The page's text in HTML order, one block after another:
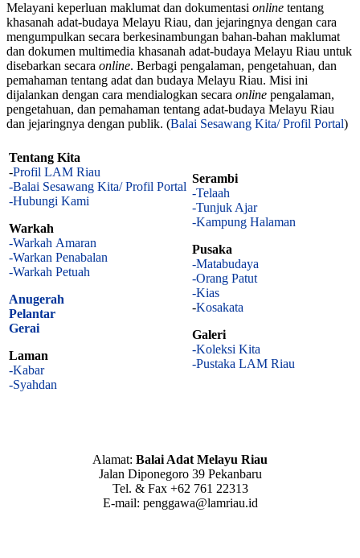
Melayani keperluan maklumat dan dokumentasi online tentang
khasanah adat-budaya Melayu Riau, dan jejaringnya dengan cara
mengumpulkan secara berkesinambungan bahan-bahan maklumat
dan dokumen multimedia khasanah adat-budaya Melayu Riau untuk
disebarkan secara online. Berbagi pengalaman, pengetahuan, dan
pemahaman tentang adat dan budaya Melayu Riau. Misi ini
dijalankan dengan cara mendialogkan secara online pengalaman,
pengetahuan, dan pemahaman tentang adat-budaya Melayu Riau
dan jejaringnya dengan publik. (Balai Sesawang Kita/ Profil Portal)
Tentang Kita
-Profil LAM Riau
-Balai Sesawang Kita/ Profil Portal
-Hubungi Kami
Warkah
-Warkah Amaran
-Warkan Penabalan
-Warkah Petuah
Anugerah
Pelantar
Gerai
Laman
-Kabar
-Syahdan
Serambi
-Telaah
-Tunjuk Ajar
-Kampung Halaman
Pusaka
-Matabudaya
-Orang Patut
-Kias
-Kosakata
Galeri
-Koleksi Kita
-Pustaka LAM Riau
Alamat: Balai Adat Melayu Riau
Jalan Diponegoro 39 Pekanbaru
Tel. & Fax +62 761 22313
E-mail: penggawa@lamriau.id